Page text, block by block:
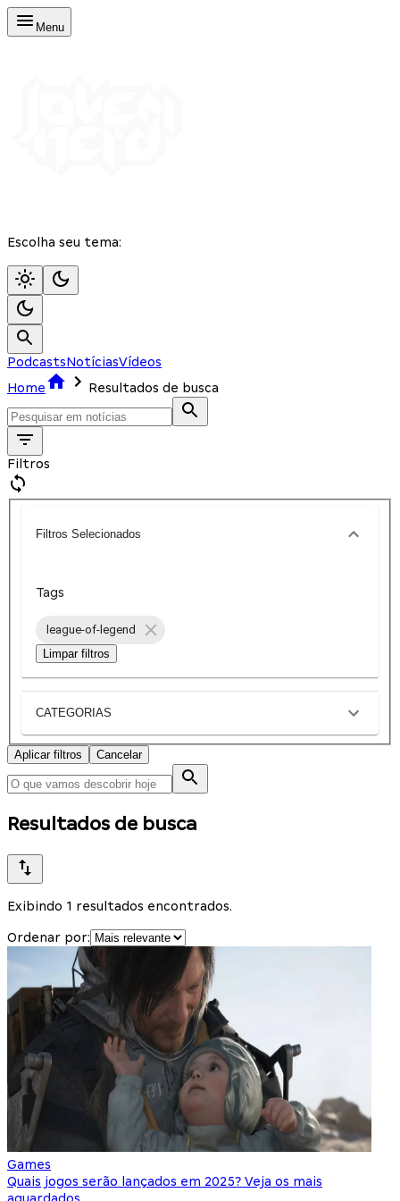
Menu
Escolha seu tema:
PodcastsNotíciasVídeos
Home
Resultados de busca
Filtros
Filtros Selecionados
Tags
league-of-legend
Limpar filtros
CATEGORIAS
Aplicar filtros Cancelar
Resultados de busca
Exibindo 1 resultados encontrados.
Ordenar por:
Games
Quais jogos serão lançados em 2025? Veja os mais